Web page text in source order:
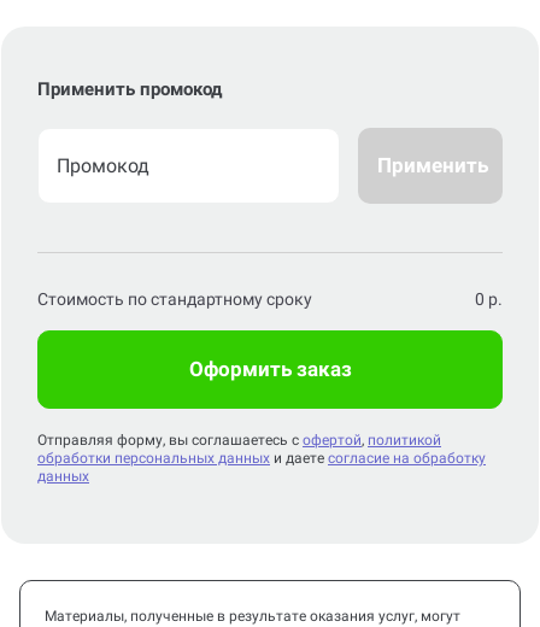
Применить промокод
Применить
Стоимость по стандартному сроку 0 р.
Оформить заказ
Отправляя форму, вы соглашаетесь с офертой, политикой
обработки персональных данных и даете согласие на обработку
данных
Материалы, полученные в результате оказания услуг, могут